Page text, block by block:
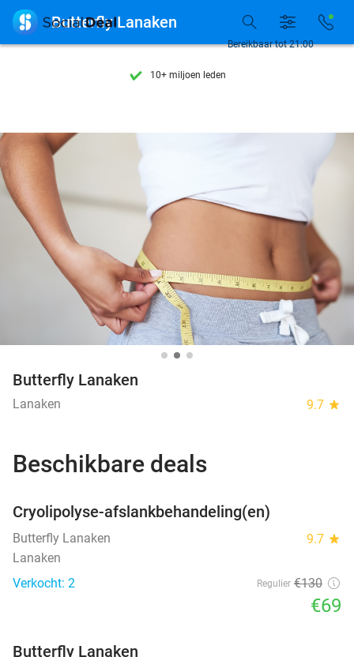
7 dagen per week beschikbaar
10+ miljoen leden
7 dagen per week beschikbaar
10+ miljoen leden
Bereikbaar tot 21:00
 Butterfly Lanaken
Butterfly Lanaken
Lanaken 9.7 star
Beschikbare deals
Cryolipolyse-afslankbehandeling(en)
Butterfly Lanaken 9.7 star
Lanaken
Verkocht: 2
Regulier €130
€69
Butterfly Lanaken